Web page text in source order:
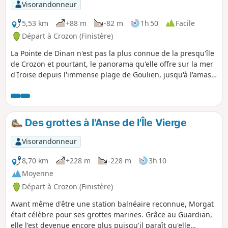
Visorandonneur
5,53 km
+88 m -82 m 1h 50
Facile
Départ à Crozon (Finistère)
La Pointe de Dinan n'est pas la plus connue de la presqu'île
de Crozon et pourtant, le panorama qu'elle offre sur la mer
d'Iroise depuis l'immense plage de Goulien, jusqu'à l'amas
magique. Voici une petite balade qui permet d'en faire le
constat.
Des grottes à l'Anse de l'Île Vierge
Visorandonneur
8,70 km
+228 m -228 m
3h 10
Moyenne
Départ à Crozon (Finistère)
Avant même d'être une station balnéaire reconnue, Morgat
était célèbre pour ses grottes marines. Grâce au Guardian,
elle l'est devenue encore plus puisqu'il paraît qu'elle